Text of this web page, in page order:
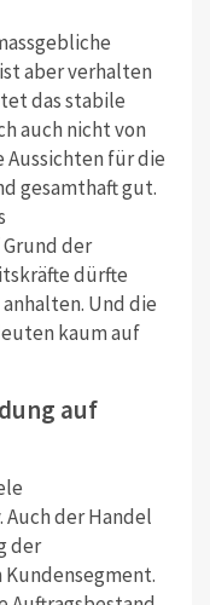
aber verhalten
das stabile
auch nicht von
für die
gesamthaft gut.
der
dürfte
Und die
kaum auf
auf
der Handel
der